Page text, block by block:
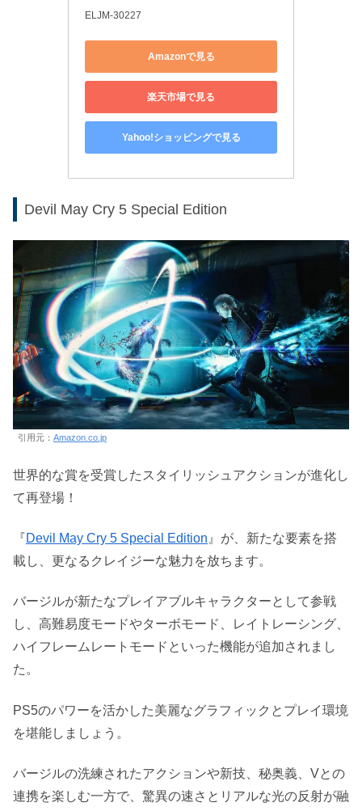
ELJM-30227
Amazonで見る
楽天市場で見る
Yahoo!ショッピングで見る
Devil May Cry 5 Special Edition
引用元： Amazon.co.jp
世界的な賞を受賞したスタイリッシュアクションが進化し
て再登場！
『Devil May Cry 5 Special Edition 』が、新たな要素を搭
載し、更なるクレイジーな魅力を放ちます。
バージルが新たなプレイアブルキャラクターとして参戦
し、高難易度モードやターボモード、レイトレーシング、
ハイフレームレートモードといった機能が追加されまし
た。
PS5のパワーを活かした美麗なグラフィックとプレイ環境
を堪能しましょう。
バージルの洗練されたアクションや新技、秘奥義、Vとの
連携を楽しむ一方で、驚異の速さとリアルな光の反射が融